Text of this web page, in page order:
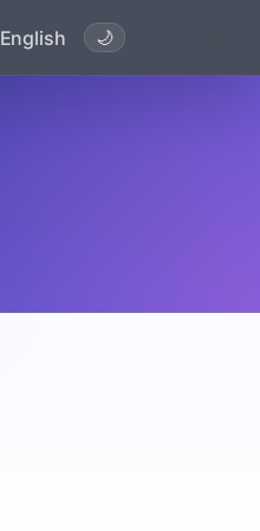
English 🌙